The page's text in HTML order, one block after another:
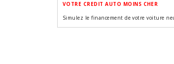
VOTRE CREDIT AUTO MOINS CHER
Simulez le financement de votre voiture